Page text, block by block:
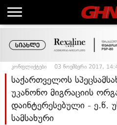
კონფლიქტები 03 ნოემბერი 2017,
საქართველოს
უკანონო მიგრაციის
დაინტერესებული - ე.წ.
სამსახური